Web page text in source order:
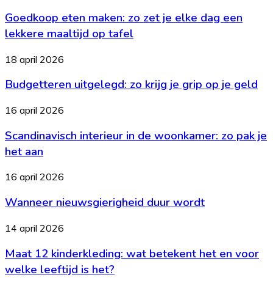
het
nodig?
maken:
zo
zet
elke
dag
een
maaltijd
tafel
Goedkoop eten maken: zo zet je elke dag een
lekkere maaltijd op tafel
Budgetteren
zo
je
op
je
geld
18 april 2026
Budgetteren uitgelegd: zo krijg je grip op je geld
Scandinavisch
in
de
woonkamer:
pak
het
16 april 2026
Scandinavisch interieur in de woonkamer: zo pak je
het aan
Wanneer
duur
16 april 2026
Wanneer nieuwsgierigheid duur wordt
Maat
kinderkleding:
betekent
14 april 2026
Maat 12 kinderkleding: wat betekent het en voor
welke leeftijd is het?